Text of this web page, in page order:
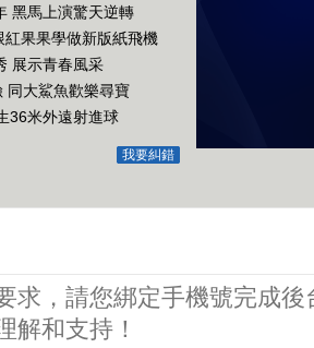
黑馬上演驚天逆轉
果果學做新版紙飛機
展示青春風采
同大鯊魚歡樂尋寶
36米外遠射進球
我要糾錯